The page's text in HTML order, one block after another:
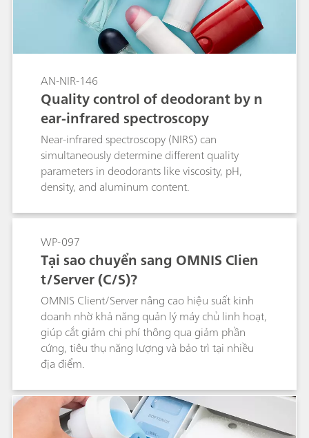
AN-NIR-146
Quality control of deodorant by n
ear-infrared spectroscopy
Near-infrared spectroscopy (NIRS) can
simultaneously determine different quality
parameters in deodorants like viscosity, pH,
density, and aluminum content.
WP-097
Tại sao chuyển sang OMNIS Clien
t/Server (C/S)?
OMNIS Client/Server nâng cao hiệu suất kinh
doanh nhờ khả năng quản lý máy chủ linh hoạt,
giúp cắt giảm chi phí thông qua giảm phần
cứng, tiêu thụ năng lượng và bảo trì tại nhiều
địa điểm.